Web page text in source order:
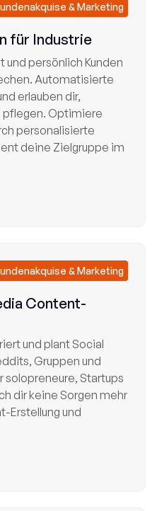
für Industrie
und persönlich Kunden
Automatisierte
erlauben dir,
pflegen. Optimiere
personalisierte
deine Zielgruppe im
& Marketing
Content-
und plant Social
Gruppen und
Startups
dir keine Sorgen mehr
Erstellung und
& Marketing